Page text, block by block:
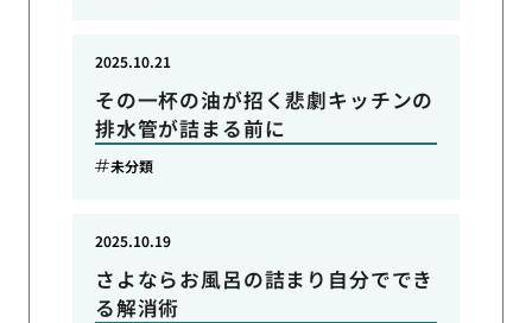
その一杯の油が招く悲劇キッチンの
排水管が詰まる前に
2025.10.21
未分類
さよならお風呂の詰まり自分ででき
る解消術
2025.10.19